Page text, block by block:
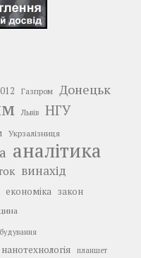
Газпром Донецьк
Львів
НГУ
Укрзалізниця
аналітика
винахід
економіка закон
нанотехнологія планшет